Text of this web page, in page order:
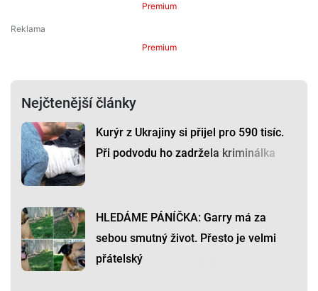
Premium
Premium
Nejčtenější články
Kurýr z Ukrajiny si přijel pro 590 tisíc.
Při podvodu ho zadržela kriminálka
HLEDÁME PÁNÍČKA: Garry má za
sebou smutný život. Přesto je velmi
přátelský